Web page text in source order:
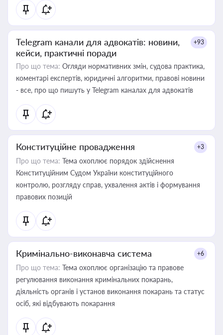
Telegram канали для адвокатів: новини,
кейси, практичні поради
+93
Про що тема: Огляди нормативних змін, судова практика,
коментарі експертів, юридичні алгоритми, правові новини
- все, про що пишуть у Telegram каналах для адвокатів
Конституційне провадження +3
Про що тема: Тема охоплює порядок здійснення
Конституційним Судом України конституційного
контролю, розгляду справ, ухвалення актів і формування
правових позицій
Кримінально-виконавча система +6
Про що тема: Тема охоплює організацію та правове
регулювання виконання кримінальних покарань,
діяльність органів і установ виконання покарань та статус
осіб, які відбувають покарання